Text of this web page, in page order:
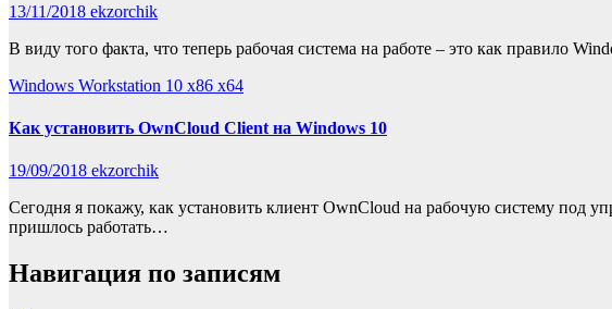
13/11/2018 ekzorchik
В виду того факта, что теперь рабочая система на работе – это как правило
Windows Workstation 10 x86 x64
Как установить OwnCloud Client на Windows 10
19/09/2018 ekzorchik
Сегодня я покажу, как установить клиент OwnCloud на рабочую систему под
пришлось работать…
Навигация по записям